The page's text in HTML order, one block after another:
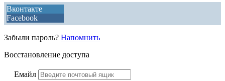
Вконтакте
Facebook
Забыли пароль? Напомнить
Восстановление доступа
Емайл